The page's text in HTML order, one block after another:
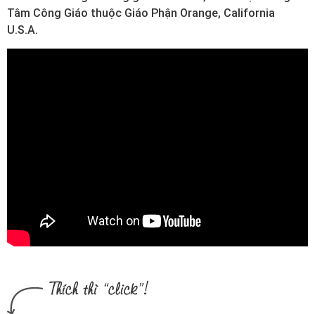
Tâm Công Giáo thuộc Giáo Phận Orange, California
U.S.A.